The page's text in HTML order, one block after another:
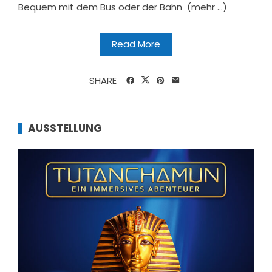
Bequem mit dem Bus oder der Bahn (mehr …)
Read More
SHARE
AUSSTELLUNG